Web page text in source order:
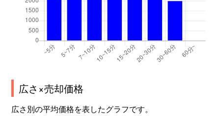
広さ×売却価格
広さ別の平均価格を表したグラフです。